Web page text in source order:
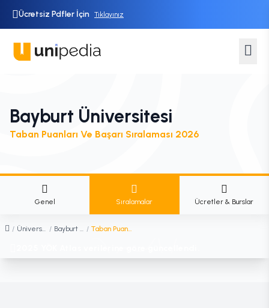
Ücretsiz Pdfler İçin Tıklayınız
Bayburt Üniversitesi
Taban Puanları Ve Başarı Sıralaması 2026
Genel Sıralamalar Ücretler & Burslar
/ Üniversiteler / Bayburt Üniversitesi / Taban Puanları ve Başarı Sıralaması